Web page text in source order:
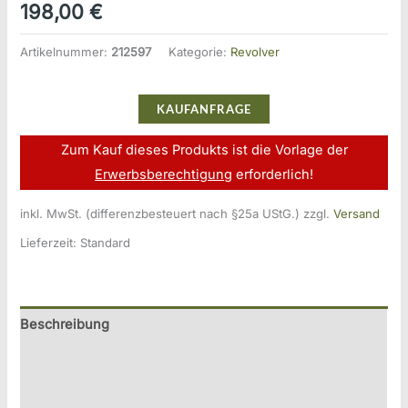
198,00€
Artikelnummer: 212597 Kategorie: Revolver
KAUFANFRAGE
Zum Kauf dieses Produkts ist die Vorlage der
Erwerbsberechtigung erforderlich!
inkl. MwSt. (differenzbesteuert nach §25a UStG.) zzgl.Versand
Lieferzeit: Standard
Beschreibung